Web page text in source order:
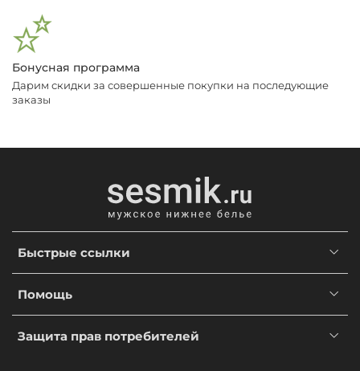
Бонусная программа
Дарим скидки за совершенные покупки на последующие
заказы
Быстрые ссылки
Помощь
Защита прав потребителей